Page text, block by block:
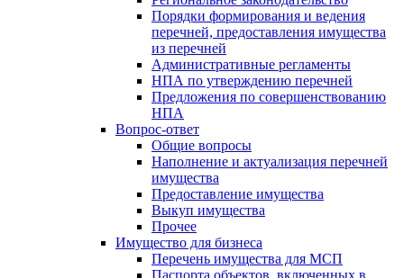
Порядки формирования и ведения
перечней, предоставления имущества
из перечней
Административные регламенты
НПА по утверждению перечней
Предложения по совершенствованию
НПА
Вопрос-ответ
Общие вопросы
Наполнение и актуализация перечней
имущества
Предоставление имущества
Выкуп имущества
Прочее
Имущество для бизнеса
Перечень имущества для МСП
Паспорта объектов, включенных в